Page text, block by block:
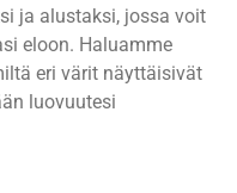
ja alustaksi, jossa voit
eloon. Haluamme
eri värit näyttäisivät
luovuutesi